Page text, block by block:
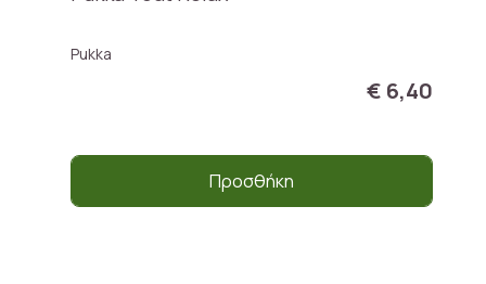
Pukka
€ 6,40
Προσθήκη